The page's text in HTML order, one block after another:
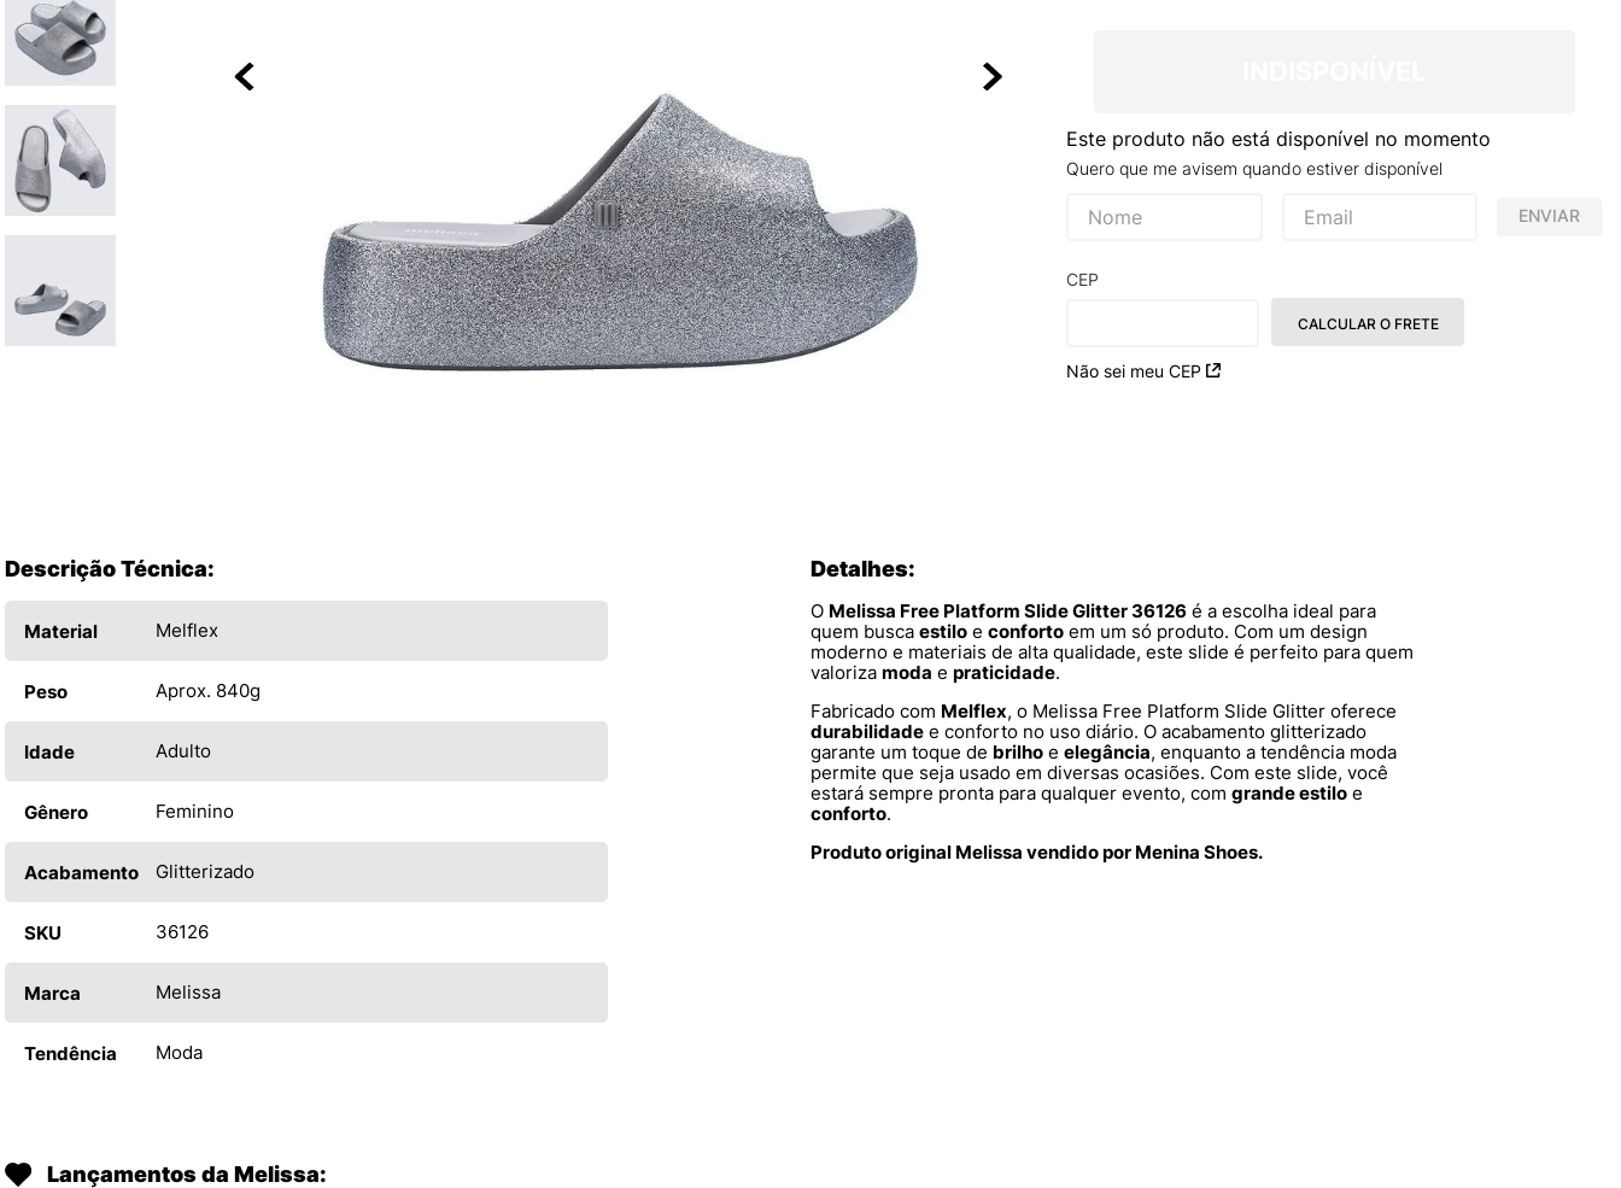
Este produto não está disponível no momento
Quero que me avisem quando estiver disponível
ENVIAR
CEP
Não sei meu CEP
CALCULAR O FRETE
Descrição Técnica:
Material Melflex
Peso Aprox. 840g
Idade Adulto
Gênero Feminino
Acabamento Glitterizado
SKU 36126
Marca Melissa
Tendência Moda
Detalhes:
O Melissa Free Platform Slide Glitter 36126 é a escolha ideal para
quem busca estilo e conforto em um só produto. Com um design
moderno e materiais de alta qualidade, este slide é perfeito para quem
valoriza moda e praticidade.
Fabricado com Melflex, o Melissa Free Platform Slide Glitter oferece
durabilidade e conforto no uso diário. O acabamento glitterizado
garante um toque de brilho e elegância, enquanto a tendência moda
permite que seja usado em diversas ocasiões. Com este slide, você
estará sempre pronta para qualquer evento, com grande estilo e
conforto.
Produto original Melissa vendido por Menina Shoes.
Lançamentos da Melissa: